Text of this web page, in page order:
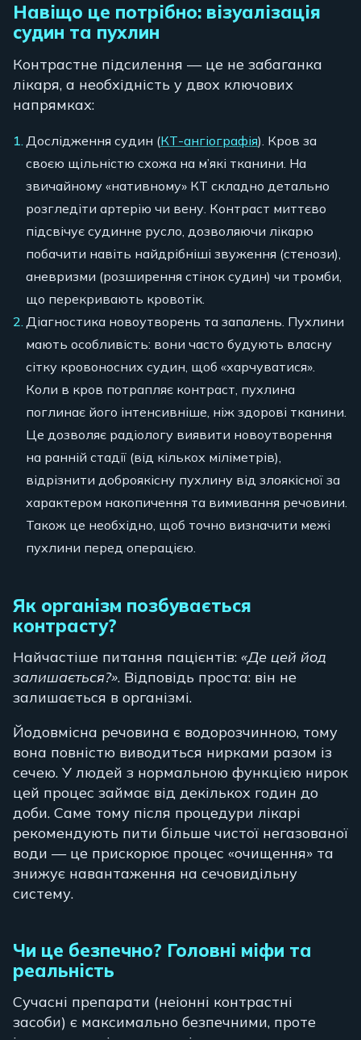
Навіщо це потрібно: візуалізація
судин та пухлин
Контрастне підсилення — це не забаганка
лікаря, а необхідність у двох ключових
напрямках:
Дослідження судин (КТ-ангіографія). Кров за
своєю щільністю схожа на м’які тканини. На
звичайному «нативному» КТ складно детально
розгледіти артерію чи вену. Контраст миттєво
підсвічує судинне русло, дозволяючи лікарю
побачити навіть найдрібніші звуження (стенози),
аневризми (розширення стінок судин) чи тромби,
що перекривають кровотік.
Діагностика новоутворень та запалень. Пухлини
мають особливість: вони часто будують власну
сітку кровоносних судин, щоб «харчуватися».
Коли в кров потрапляє контраст, пухлина
поглинає його інтенсивніше, ніж здорові тканини.
Це дозволяє радіологу виявити новоутворення
на ранній стадії (від кількох міліметрів),
відрізнити доброякісну пухлину від злоякісної за
характером накопичення та вимивання речовини.
Також це необхідно, щоб точно визначити межі
пухлини перед операцією.
Як організм позбувається
контрасту?
Найчастіше питання пацієнтів: «Де цей йод
залишається?». Відповідь проста: він не
залишається в організмі.
Йодовмісна речовина є водорозчинною, тому
вона повністю виводиться нирками разом із
сечею. У людей з нормальною функцією нирок
цей процес займає від декількох годин до
доби. Саме тому після процедури лікарі
рекомендують пити більше чистої негазованої
води — це прискорює процес «очищення» та
знижує навантаження на сечовидільну
систему.
Чи це безпечно? Головні міфи та
реальність
Сучасні препарати (неіонні контрастні
засоби) є максимально безпечними, проте